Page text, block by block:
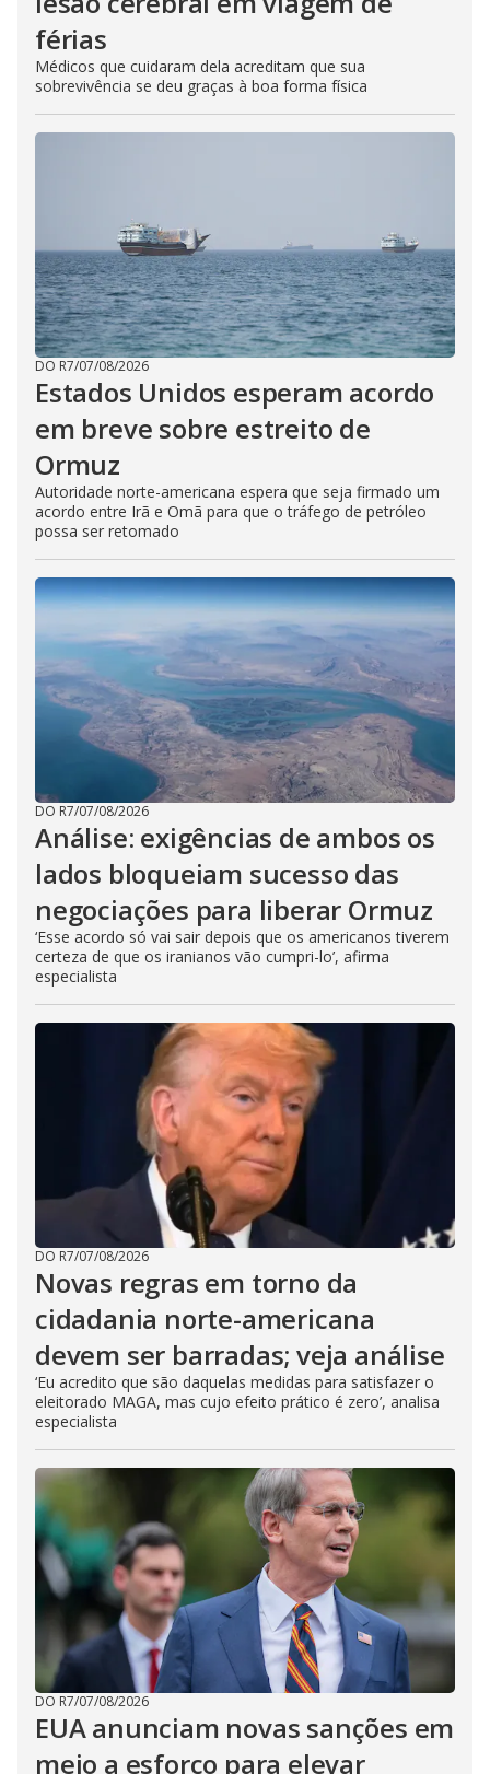
férias
Médicos que cuidaram dela acreditam que sua
sobrevivência se deu graças à boa forma física
DO R7/07/08/2026
Estados Unidos esperam acordo
em breve sobre estreito de
Ormuz
Autoridade norte-americana espera que seja firmado um
acordo entre Irã e Omã para que o tráfego de petróleo
possa ser retomado
DO R7/07/08/2026
Análise: exigências de ambos os
lados bloqueiam sucesso das
negociações para liberar Ormuz
‘Esse acordo só vai sair depois que os americanos tiverem
certeza de que os iranianos vão cumpri-lo’, afirma
especialista
DO R7/07/08/2026
Novas regras em torno da
cidadania norte-americana
devem ser barradas; veja análise
‘Eu acredito que são daquelas medidas para satisfazer o
eleitorado MAGA, mas cujo efeito prático é zero’, analisa
especialista
DO R7/07/08/2026
EUA anunciam novas sanções em
meio a esforço para elevar